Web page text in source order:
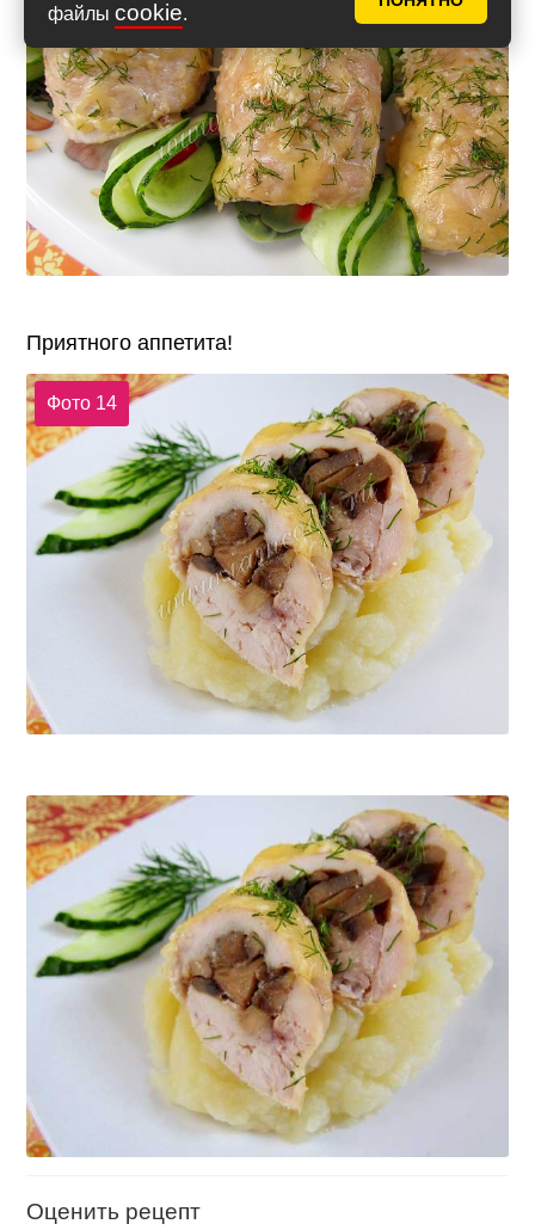
файлы cookie.
Приятного аппетита!
Фото 14
Оценить рецепт